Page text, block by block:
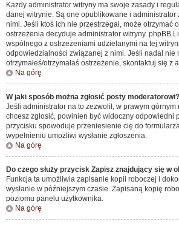
Każdy administrator witryny ma swoje zasady i
danej witrynie. Są one opublikowane i administrator
nimi. Jeśli ktoś ich nie przestrzegał, może otrzymać
ostrzeżenia decyduje administrator witryny. phpBB
wspólnego z ostrzeżeniami udzielanymi na tej
odpowiedzialności związanej z nimi. Jeśli nadal nie
otrzymałeś/otrzymałaś ostrzeżenie, skontaktuj się z
Na górę
W jaki sposób można zgłosić posty moderatorowi?
Jeśli administrator na to zezwolił, w prawym górnym
chcesz zgłosić, powinien być widoczny odpowiedni
przycisku spowoduje przeniesienie cię do
wypełnieniu umożliwi wysłanie zgłoszenia.
Na górę
Do czego służy przycisk Zapisz znajdujący się w
Funkcja ta umożliwia zapisanie kopii roboczej i
wysłanie w późniejszym czasie. Zapisaną kopię
poziomu panelu użytkownika.
Na górę